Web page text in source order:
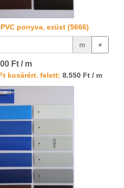
ponyva, ezüst (5666)
m +
Ft / m
kosárért. felett: 8.550 Ft / m